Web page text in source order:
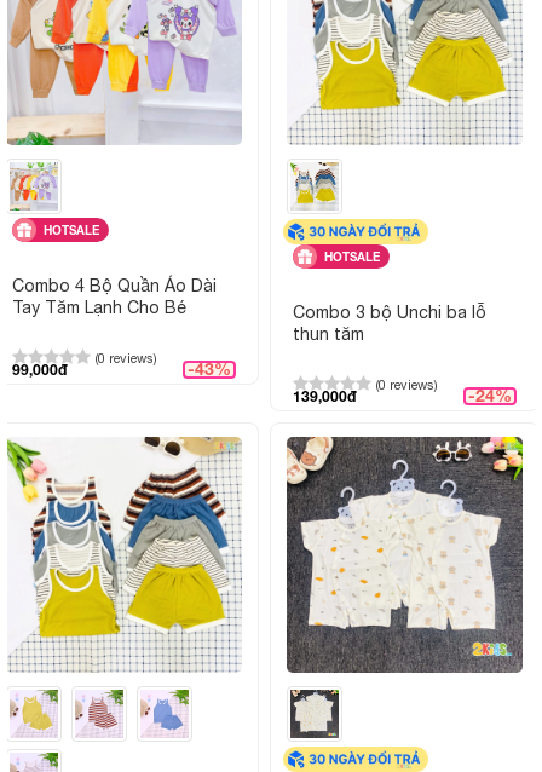
HOTSALE
Combo 4 Bộ Quần Áo Dài
Tay Tăm Lạnh Cho Bé
(0 reviews)
99,000đ -43%
HOTSALE
Combo 3 bộ Unchi ba lỗ
thun tăm
(0 reviews)
139,000đ -24%